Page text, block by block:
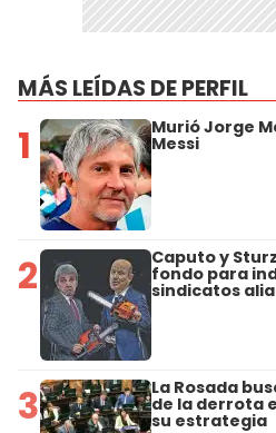
MÁS LEÍDAS DE PERFIL
1 Murió Jorge
Messi
2 Caputo y
fondo para
sindicatos
3 La Rosada
de la derrota
su estrategia